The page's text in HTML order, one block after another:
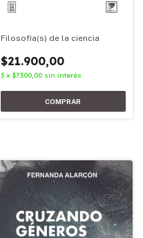
Filosofía(s) de la ciencia
$21.900,00
3 x $7.300,00 sin interés